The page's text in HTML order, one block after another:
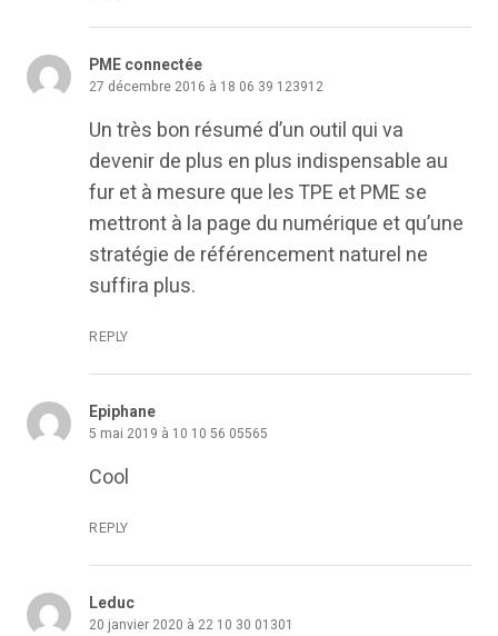
PME connectée
27 décembre 2016 à 18 06 39 123912
Un très bon résumé d’un outil qui va
devenir de plus en plus indispensable au
fur et à mesure que les TPE et PME se
mettront à la page du numérique et qu’une
stratégie de référencement naturel ne
suffira plus.
REPLY
Epiphane
5 mai 2019 à 10 10 56 05565
Cool
REPLY
Leduc
20 janvier 2020 à 22 10 30 01301